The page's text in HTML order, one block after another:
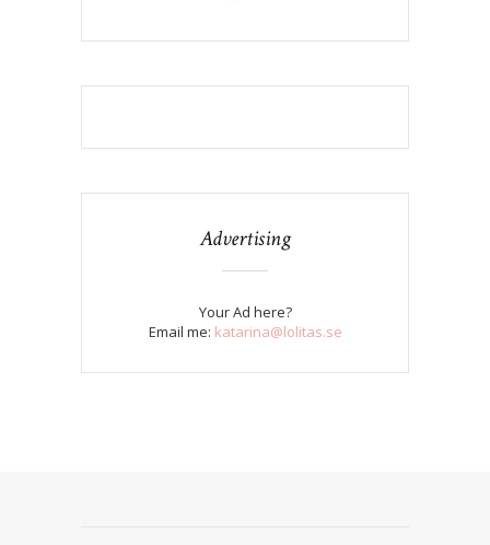
Advertising
Your Ad here?
Email me: katarina@lolitas.se